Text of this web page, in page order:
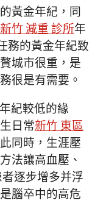
黃金年紀，同
新竹 減重 診所年
務的黃金年紀致
城市很重，是
很是有需要。
紀較低的緣
日常新竹 東區
同時，生涯壓
法讓高血壓、
者逐步增多并浮
腦卒中的高危